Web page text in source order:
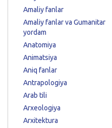
Amaliy fanlar
Amaliy fanlar va Gumanitar
yordam
Anatomiya
Animatsiya
Aniq fanlar
Antrapologiya
Arab tili
Arxeologiya
Arxitektura